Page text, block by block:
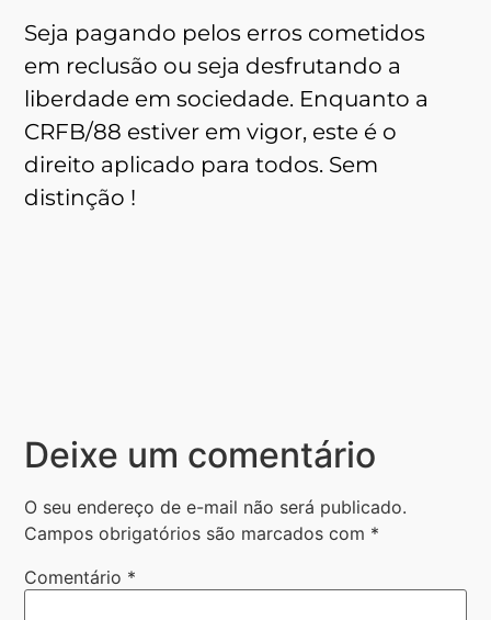
Seja pagando pelos erros cometidos
em reclusão ou seja desfrutando a
liberdade em sociedade. Enquanto a
CRFB/88 estiver em vigor, este é o
direito aplicado para todos. Sem
distinção !
Deixe um comentário
O seu endereço de e-mail não será publicado.
Campos obrigatórios são marcados com *
Comentário *